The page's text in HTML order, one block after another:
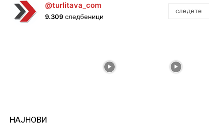
@turlitava_com
9.309 следбеници
следете
НАЈНОВИ